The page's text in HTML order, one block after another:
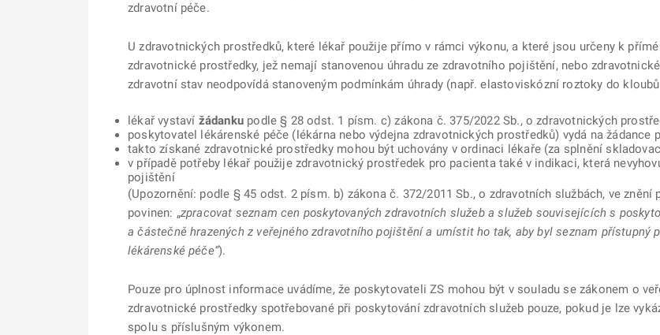
zdravotní péče.
U zdravotnických prostředků, které lékař použije přímo v rámci výkonu, a které jsou určeny k
zdravotnické prostředky, jež nemají stanovenou úhradu ze zdravotního pojištění, nebo
zdravotní stav neodpovídá stanoveným podmínkám úhrady (např. elastoviskózní roztoky do
lékař vystaví žádankupodle § 28 odst. 1 písm. c) zákona č. 375/2022 Sb., o zdravotnických
poskytovatel lékárenské péče (lékárna nebo výdejna zdravotnických prostředků) vydá na žádance
takto získané zdravotnické prostředky mohou být uchovány v ordinaci lékaře (za splnění
v případě potřeby lékař použije zdravotnický prostředek pro pacienta také v indikaci, která
pojištění
(Upozornění: podle § 45 odst. 2 písm. b) zákona č. 372/2011 Sb., o zdravotních službách, ve
povinen: „zpracovat seznam cen poskytovaných zdravotních služeb a služeb souvisejících s
a částečně hrazených z veřejného zdravotního pojištění a umístit ho tak, aby byl seznam přístupný
lékárenské péče“).
Pouze pro úplnost informace uvádíme, že poskytovateli ZS mohou být v souladu se zákonem o
zdravotnické prostředky spotřebované při poskytování zdravotních služeb pouze, pokud je lze
spolu s příslušným výkonem.